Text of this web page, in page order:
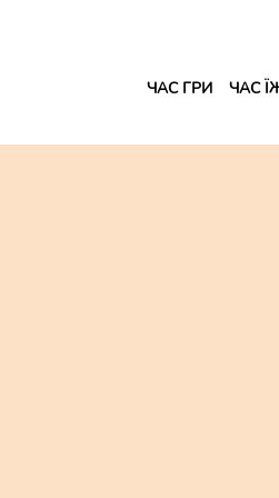
ЧАС ГРИ
ЧАС